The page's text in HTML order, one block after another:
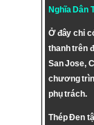
Nghĩa Dân
Ở đây chỉ
thanh trên
San Jose,
chương
phụ trách.
Thép Đen